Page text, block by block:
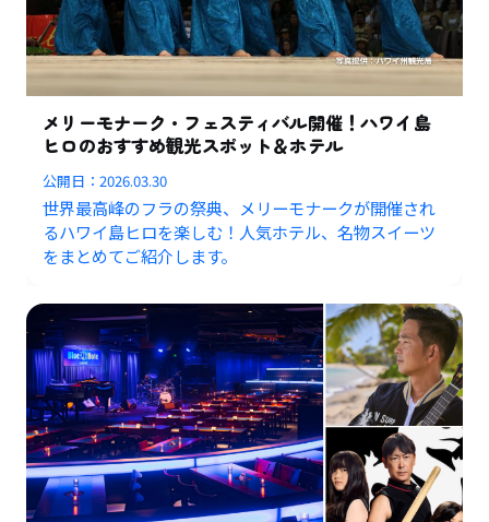
メリーモナーク・フェスティバル開催！ハワイ島
ヒロのおすすめ観光スポット＆ホテル
公開日：2026.03.30
世界最高峰のフラの祭典、メリーモナークが開催され
るハワイ島ヒロを楽しむ！人気ホテル、名物スイーツ
をまとめてご紹介します。